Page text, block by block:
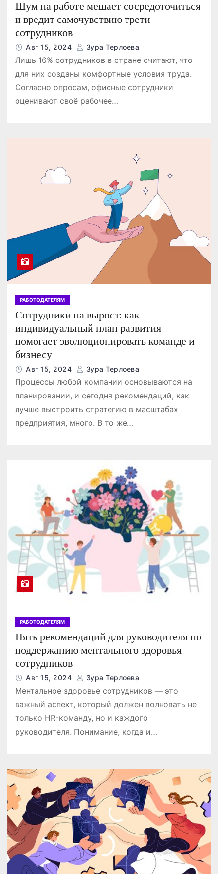
Шум на работе мешает сосредоточиться
и вредит самочувствию трети
сотрудников
Авг 15, 2024 Зура Терлоева
Лишь 16% сотрудников в стране считают, что
для них созданы комфортные условия труда.
Согласно опросам, офисные сотрудники
оценивают своё рабочее…
РАБОТОДАТЕЛЯМ
Сотрудники на вырост: как
индивидуальный план развития
помогает эволюционировать команде и
бизнесу
Авг 15, 2024 Зура Терлоева
Процессы любой компании основываются на
планировании, и сегодня рекомендаций, как
лучше выстроить стратегию в масштабах
предприятия, много. В то же…
РАБОТОДАТЕЛЯМ
Пять рекомендаций для руководителя по
поддержанию ментального здоровья
сотрудников
Авг 15, 2024 Зура Терлоева
Ментальное здоровье сотрудников — это
важный аспект, который должен волновать не
только HR-команду, но и каждого
руководителя. Понимание, когда и…